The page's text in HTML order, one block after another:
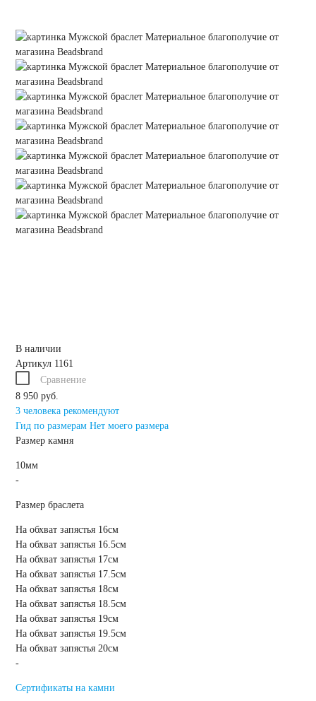
В наличии
Артикул 1161
Сравнение
8 950 руб.
3 человека рекомендуют
Гид по размерам Нет моего размера
Размер камня
10мм
-
Размер браслета
На обхват запястья 16см
На обхват запястья 16.5см
На обхват запястья 17см
На обхват запястья 17.5см
На обхват запястья 18см
На обхват запястья 18.5см
На обхват запястья 19см
На обхват запястья 19.5см
На обхват запястья 20см
-
Сертификаты на камни